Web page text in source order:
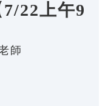
22上午9
師